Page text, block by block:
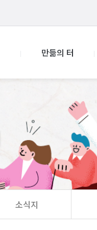
만듦의 터
소식지